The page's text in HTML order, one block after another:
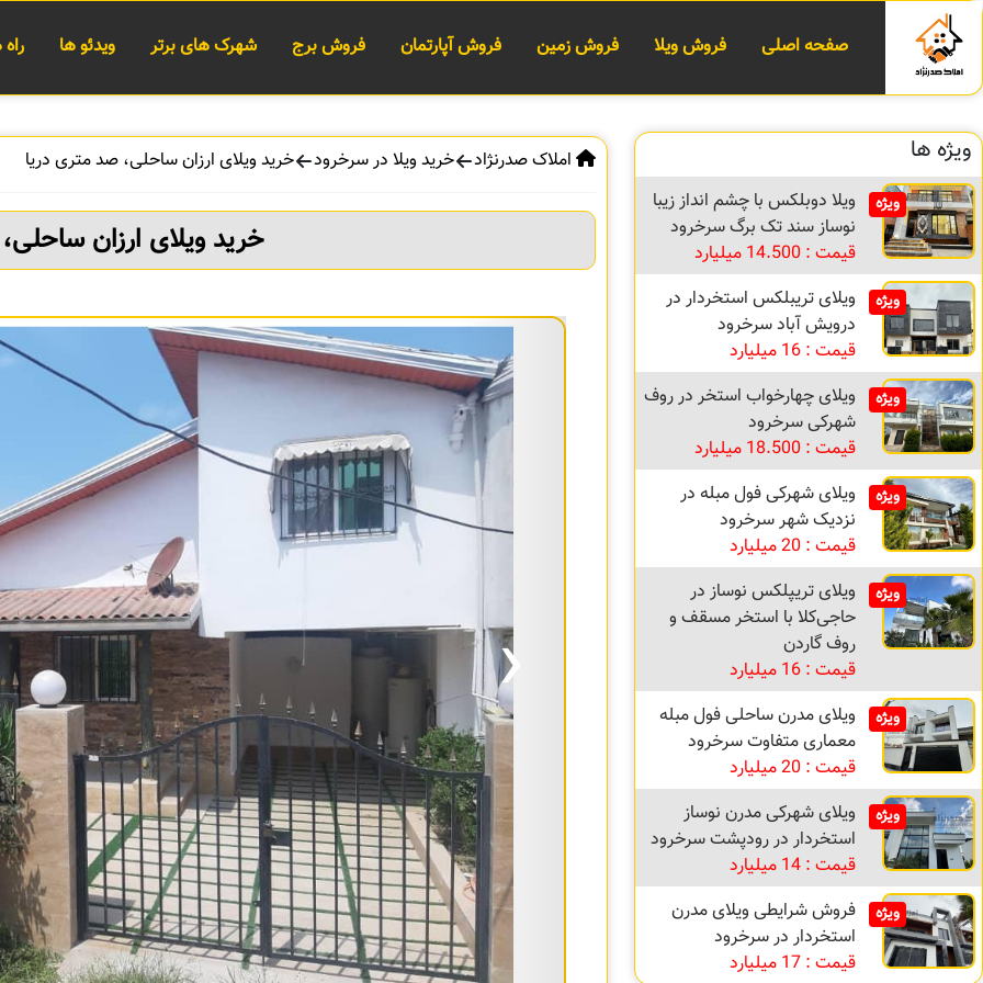
صفحه اصلی فروش ویلا فروش زمین فروش آپارتمان فروش برج شهرک های برتر ویدئو ها
املاک صدرنژاد خرید ویلا در سرخرود خرید ویلای ارزان ساحلی، صد متری دریا
خرید ویلای ارزان
›
ویژه ها
ویژه
ویلا دوبلکس با چشم انداز زیبا
نوساز سند تک برگ سرخرود
قیمت : 14.500 میلیارد
ویژه
ویلای تریبلکس استخردار در
درویش آباد سرخرود
قیمت : 16 میلیارد
ویژه
ویلای چهارخواب استخر در روف
شهرکی سرخرود
قیمت : 18.500 میلیارد
ویژه
ویلای شهرکی فول مبله در
نزدیک شهر سرخرود
قیمت : 20 میلیارد
ویژه
ویلای تریپلکس نوساز در
حاجی‌کلا با استخر مسقف و
روف گاردن
قیمت : 16 میلیارد
ویژه
ویلای مدرن ساحلی فول مبله
معماری متفاوت سرخرود
قیمت : 20 میلیارد
ویژه
ویلای شهرکی مدرن نوساز
استخردار در رودپشت سرخرود
قیمت : 14 میلیارد
ویژه
فروش شرایطی ویلای مدرن
استخردار در سرخرود
قیمت : 17 میلیارد